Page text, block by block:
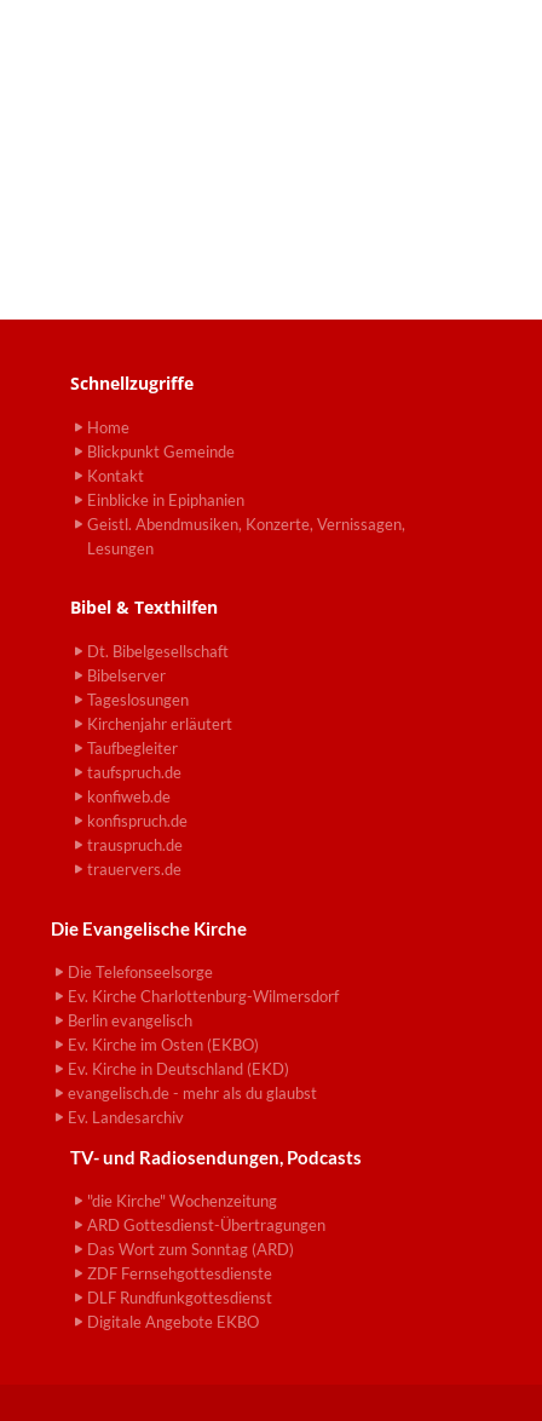
Schnellzugriffe
Home
Blickpunkt Gemeinde
Kontakt
Einblicke in Epiphanien
Geistl. Abendmusiken, Konzerte, Vernissagen,
Lesungen
Bibel & Texthilfen
Dt. Bibelgesellschaft
Bibelserver
Tageslosungen
Kirchenjahr erläutert
Taufbegleiter
taufspruch.de
konfiweb.de
konfispruch.de
trauspruch.de
trauervers.de
Die Evangelische Kirche
Die Telefonseelsorge
Ev. Kirche Charlottenburg-Wilmersdorf
Berlin evangelisch
Ev. Kirche im Osten (EKBO)
Ev. Kirche in Deutschland (EKD)
evangelisch.de - mehr als du glaubst
Ev. Landesarchiv
TV- und Radiosendungen, Podcasts
"die Kirche" Wochenzeitung
ARD Gottesdienst-Übertragungen
Das Wort zum Sonntag (ARD)
ZDF Fernsehgottesdienste
DLF Rundfunkgottesdienst
Digitale Angebote EKBO